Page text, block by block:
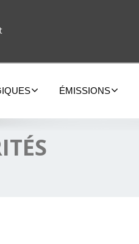
ÉMISSIONS